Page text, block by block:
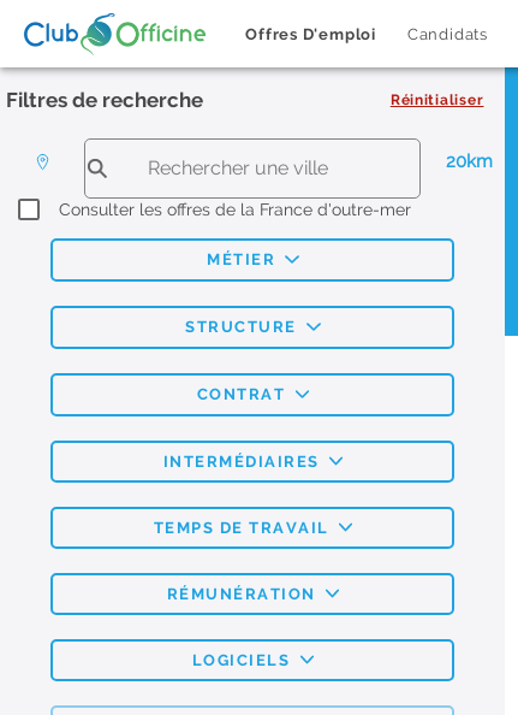
Offres D'emploi Candidats
Filtres de recherche Réinitialiser
20km
Consulter les offres de la France d'outre-mer
MÉTIER
STRUCTURE
CONTRAT
INTERMÉDIAIRES
TEMPS DE TRAVAIL
RÉMUNÉRATION
LOGICIELS